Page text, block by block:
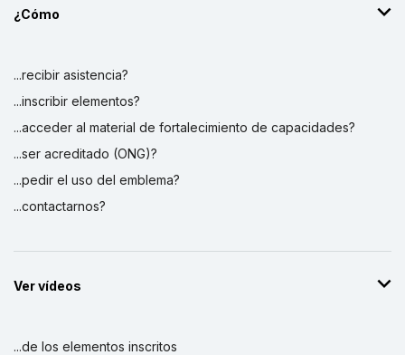
¿Cómo
...recibir asistencia?
...inscribir elementos?
...acceder al material de fortalecimiento de capacidades?
...ser acreditado (ONG)?
...pedir el uso del emblema?
...contactarnos?
Ver vídeos
...de los elementos inscritos